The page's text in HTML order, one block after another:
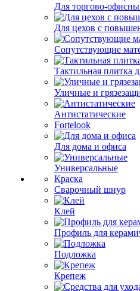
Для торгово-
Для цехов с
Сопутствующие
Тактильная плитка
Уличные и
Антистатические
Fortelook
Для дома и офиса
Универсальные
Краска
Сварочный шнур
Клей
Профиль для
Подложка
Крепеж